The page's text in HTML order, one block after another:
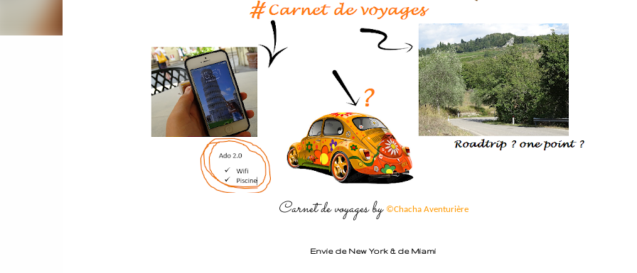
Carnet de voyages by ©Chacha Aventurière
Envie de New York & de Miami